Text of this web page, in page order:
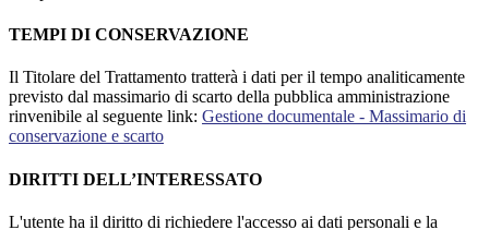
TEMPI DI CONSERVAZIONE
Il Titolare del Trattamento tratterà i dati per il tempo analiticamente
previsto dal massimario di scarto della pubblica amministrazione
rinvenibile al seguente link: Gestione documentale - Massimario di
conservazione e scarto
DIRITTI DELL’INTERESSATO
L'utente ha il diritto di richiedere l'accesso ai dati personali e la